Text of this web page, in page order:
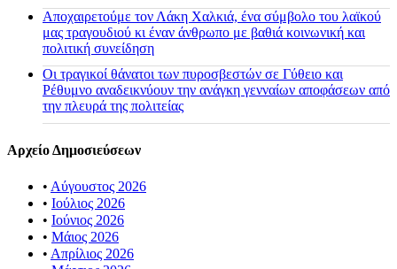
Αποχαιρετούμε τον Λάκη Χαλκιά, ένα σύμβολο του λαϊκού
μας τραγουδιού κι έναν άνθρωπο με βαθιά κοινωνική και
πολιτική συνείδηση
Οι τραγικοί θάνατοι των πυροσβεστών σε Γύθειο και
Ρέθυμνο αναδεικνύουν την ανάγκη γενναίων αποφάσεων από
την πλευρά της πολιτείας
Αρχείο Δημοσιεύσεων
• Αύγουστος 2026
• Ιούλιος 2026
• Ιούνιος 2026
• Μάιος 2026
• Απρίλιος 2026